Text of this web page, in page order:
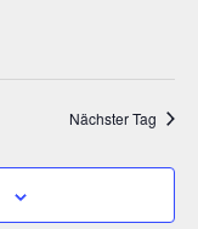
Nächster Tag